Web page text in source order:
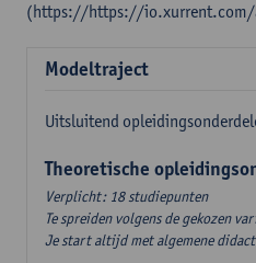
(https://https://io.xurrent.com/
Modeltraject
Uitsluitend
Theoretische
Verplicht: 18 studiepunten
Te spreiden volgens de gekozen
Je start altijd met algemene